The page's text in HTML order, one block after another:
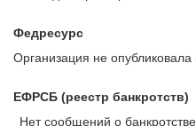
Федресурс
Организация не
ЕФРСБ (реестр банкротств)
Нет сообщений о банкротстве